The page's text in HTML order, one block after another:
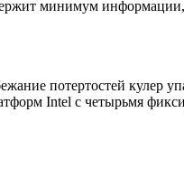
минимум
потертостей кулер
Intel с четырьмя